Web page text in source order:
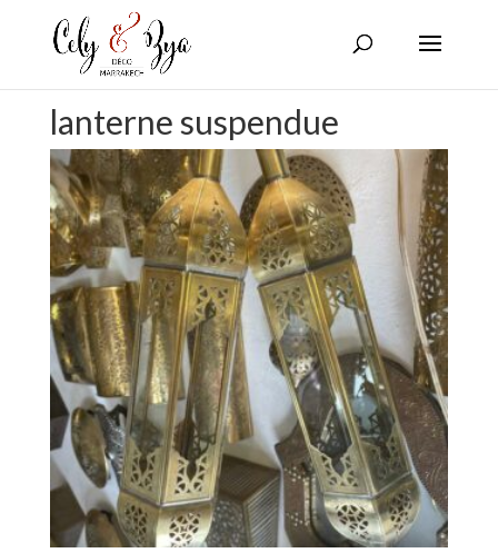
lanterne suspendue